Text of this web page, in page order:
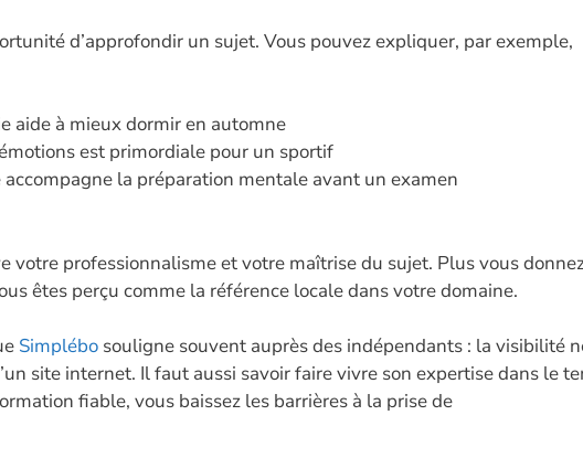
d’approfondir un sujet. Vous pouvez expliquer, par exemple,
aide à mieux dormir en automne
est primordiale pour un sportif
la préparation mentale avant un examen
votre professionnalisme et votre maîtrise du sujet. Plus vous
êtes perçu comme la référence locale dans votre domaine.
Simplébo souligne souvent auprès des indépendants : la visibilité
site internet. Il faut aussi savoir faire vivre son expertise dans le
fiable, vous baissez les barrières à la prise de